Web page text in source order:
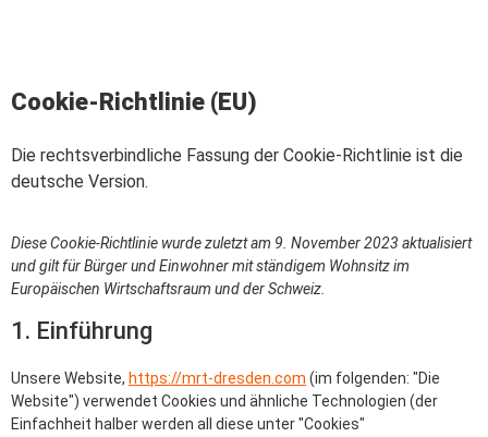
Cookie-Richtlinie (EU)
Die rechtsverbindliche Fassung der Cookie-Richtlinie ist die
deutsche Version.
Diese Cookie-Richtlinie wurde zuletzt am 9. November 2023 aktualisiert
und gilt für Bürger und Einwohner mit ständigem Wohnsitz im
Europäischen Wirtschaftsraum und der Schweiz.
1. Einführung
Unsere Website, https://mrt-dresden.com (im folgenden: "Die
Website") verwendet Cookies und ähnliche Technologien (der
Einfachheit halber werden all diese unter "Cookies"